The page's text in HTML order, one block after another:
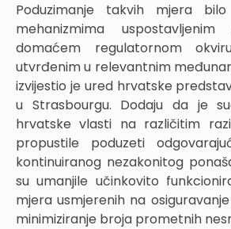
Poduzimanje takvih mjera
mehanizmima
domaćem regulatornom
utvrđenim u relevantnim
izvijestio je ured hrvatske
u Strasbourgu. Dodaju da je
hrvatske vlasti na različitim
propustile poduzeti
kontinuiranog nezakonitog
su umanjile učinkovito
mjera usmjerenih na
minimiziranje broja prometnih